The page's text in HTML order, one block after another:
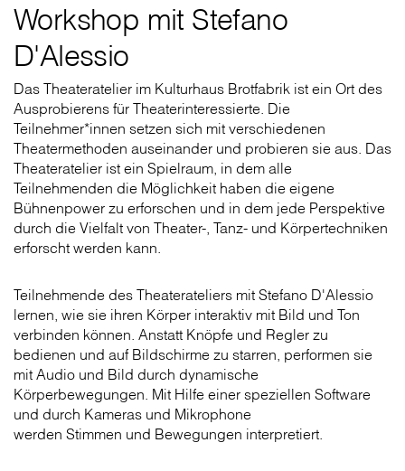
Workshop mit Stefano
D'Alessio
Das Theateratelier im Kulturhaus Brotfabrik ist ein Ort des
Ausprobierens für Theaterinteressierte. Die
Teilnehmer*innen setzen sich mit verschiedenen
Theatermethoden auseinander und probieren sie aus. Das
Theateratelier ist ein Spielraum, in dem alle
Teilnehmenden die Möglichkeit haben die eigene
Bühnenpower zu erforschen und in dem jede Perspektive
durch die Vielfalt von Theater-, Tanz- und Körpertechniken
erforscht werden kann.
Teilnehmende des Theaterateliers mit Stefano D'Alessio
lernen, wie sie ihren Körper interaktiv mit Bild und Ton
verbinden können. Anstatt Knöpfe und Regler zu
bedienen und auf Bildschirme zu starren, performen sie
mit Audio und Bild durch dynamische
Körperbewegungen. Mit Hilfe einer speziellen Software
und durch Kameras und Mikrophone
werden Stimmen und Bewegungen interpretiert.